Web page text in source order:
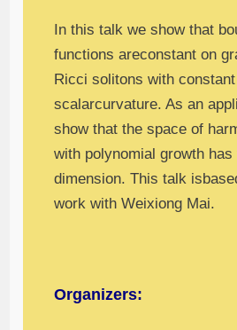
In this talk we show that
functions areconstant on
Ricci solitons with constant
scalarcurvature. As an
show that the space of
with polynomial growth has
dimension. This talk
work with Weixiong Mai.
Organizers: